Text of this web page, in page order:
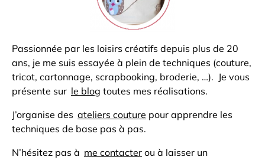
Passionnée par les loisirs créatifs depuis plus de 20
ans, je me suis essayée à plein de techniques (couture,
tricot, cartonnage, scrapbooking, broderie, …). Je vous
présente sur le blog toutes mes réalisations.
J’organise des ateliers couture pour apprendre les
techniques de base pas à pas.
N’hésitez pas à me contacter ou à laisser un